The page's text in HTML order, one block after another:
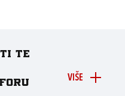
VIŠE
te